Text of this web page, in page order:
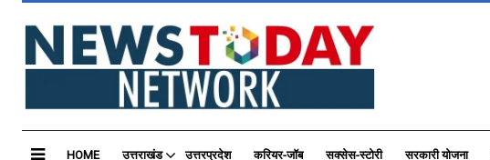
HOME उत्तराखंड उत्तरप्रदेश करियर-जॉब सक्सेस-स्टोरी सरकारी योजना